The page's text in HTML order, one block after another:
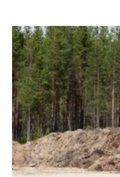
plastique
Réalisation
de
travaux
et
protection
des
espèces
protégées
: